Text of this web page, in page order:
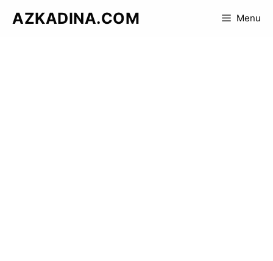
AZKADINA.COM Menu